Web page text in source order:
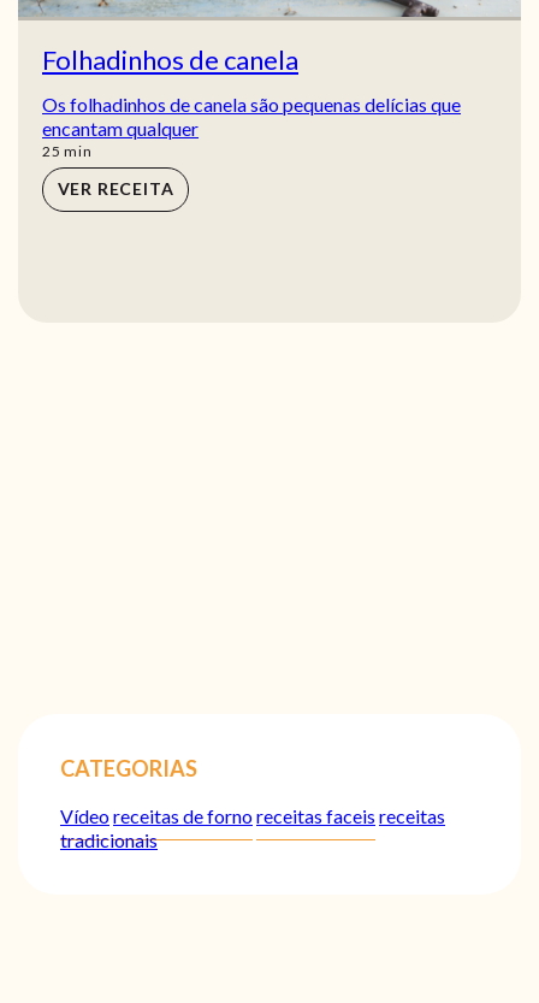
Folhadinhos de canela
Os folhadinhos de canela são pequenas delícias que
encantam qualquer
25 min
min
VER RECEITA
CATEGORIAS
Vídeoreceitas de fornoreceitas faceis receitas
tradicionais